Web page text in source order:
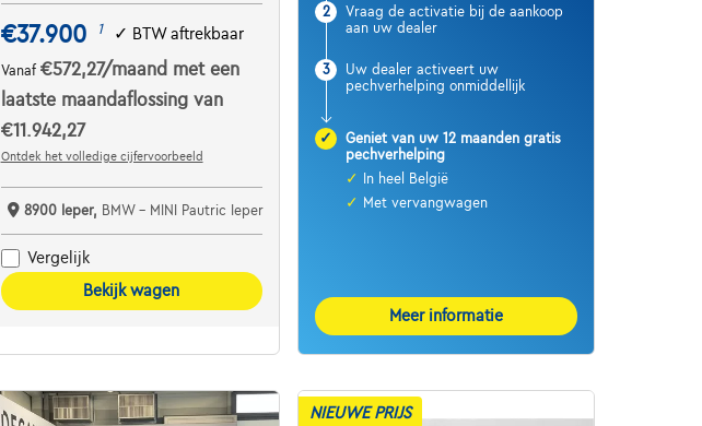
€37.900 1 ✓ BTW aftrekbaar
Vanaf €572,27/maand met een
laatste maandaflossing van
€11.942,27
Ontdek het volledige cijfervoorbeeld
8900 Ieper, BMW - MINI Pautric Ieper
Vergelijk
Bekijk wagen
2
Vraag de activatie bij de aankoop
aan uw dealer
3
Uw dealer activeert uw
pechverhelping onmiddellijk
✓
Geniet van uw 12 maanden gratis
pechverhelping
✓
In heel België
✓ Met vervangwagen
Meer informatie
NIEUWE PRIJS